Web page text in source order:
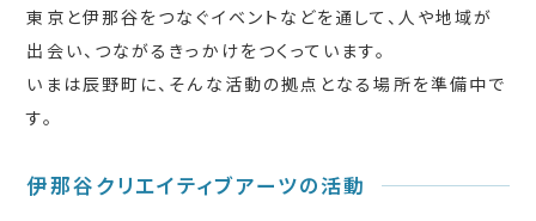
東京と伊那谷をつなぐイベントなどを通して、人や地域が
出会い、つながるきっかけをつくっています。
いまは辰野町に、そんな活動の拠点となる場所を準備中で
す。
伊那谷クリエイティブアーツの活動